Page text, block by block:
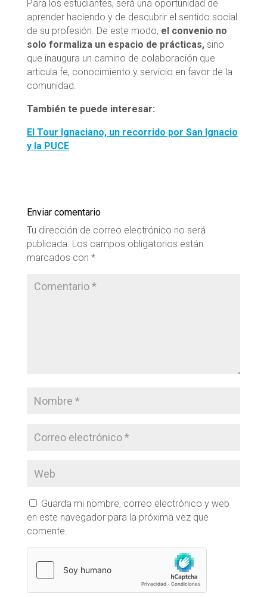
Para los estudiantes, será una oportunidad de
aprender haciendo y de descubrir el sentido social
de su profesión. De este modo, el convenio no
solo formaliza un espacio de prácticas, sino
que inaugura un camino de colaboración que
articula fe, conocimiento y servicio en favor de la
comunidad.
También te puede interesar:
El Tour Ignaciano, un recorrido por San Ignacio
y la PUCE
Enviar comentario
Tu dirección de correo electrónico no será
publicada. Los campos obligatorios están
marcados con *
Guarda mi nombre, correo electrónico y web
en este navegador para la próxima vez que
comente.